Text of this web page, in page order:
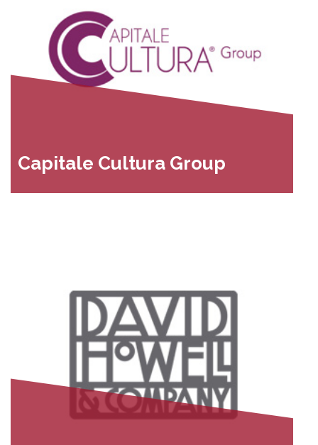
Capitale Cultura Group